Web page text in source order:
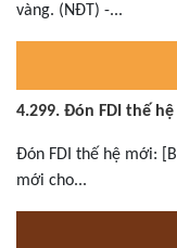
vàng. (NĐT) -...
4.299. Đón FDI thế
Đón FDI thế hệ mới:
mới cho...